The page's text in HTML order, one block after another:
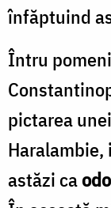
înfăptuind
Întru
pictarea
Haralambie,
astăzi ca